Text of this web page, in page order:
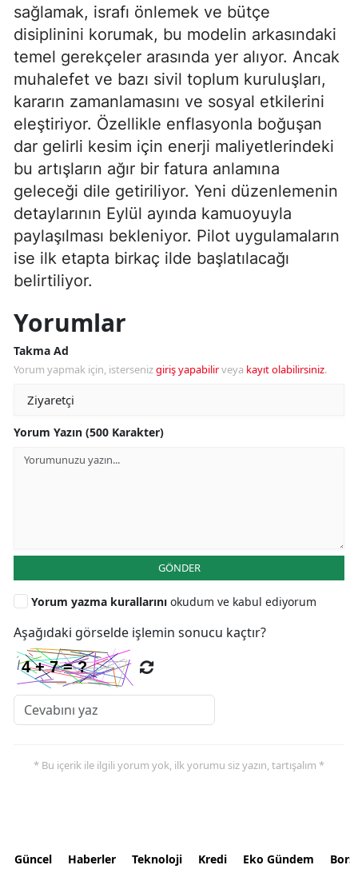
sağlamak, israfı önlemek ve bütçe
disiplinini korumak, bu modelin arkasındaki
temel gerekçeler arasında yer alıyor. Ancak
muhalefet ve bazı sivil toplum kuruluşları,
kararın zamanlamasını ve sosyal etkilerini
eleştiriyor. Özellikle enflasyonla boğuşan
dar gelirli kesim için enerji maliyetlerindeki
bu artışların ağır bir fatura anlamına
geleceği dile getiriliyor. Yeni düzenlemenin
detaylarının Eylül ayında kamuoyuyla
paylaşılması bekleniyor. Pilot uygulamaların
ise ilk etapta birkaç ilde başlatılacağı
belirtiliyor.
Yorumlar
Takma Ad
Yorum yapmak için, istersenizgiriş yapabilirveya kayıt olabilirsiniz.
Yorum Yazın (500 Karakter)
GÖNDER
Yorum yazma kurallarını okudum ve kabul ediyorum
Aşağıdaki görselde işlemin sonucu kaçtır?
* Bu içerik ile ilgili yorum yok, ilk yorumu siz yazın, tartışalım *
Güncel Haberler Teknoloji Kredi Eko Gündem